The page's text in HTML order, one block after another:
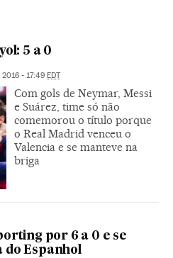
5 a 0
2016 - 17:49 EDT
Com gols de Neymar, Messi
e Suárez, time só não
comemorou o título porque
o Real Madrid venceu o
Valencia e se manteve na
briga
por 6 a 0 e se
do Espanhol